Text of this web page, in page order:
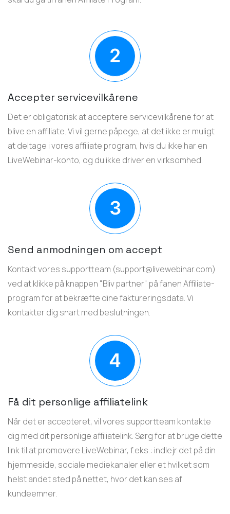
Accepter servicevilkårene
Det er obligatorisk at acceptere servicevilkårene for at
blive en affiliate. Vi vil gerne påpege, at det ikke er muligt
at deltage i vores affiliate program, hvis du ikke har en
LiveWebinar-konto, og du ikke driver en virksomhed.
Send anmodningen om accept
Kontakt vores supportteam (support@livewebinar.com)
ved at klikke på knappen "Bliv partner" på fanen Affiliate-
program for at bekræfte dine faktureringsdata. Vi
kontakter dig snart med beslutningen.
Få dit personlige affiliatelink
Når det er accepteret, vil vores supportteam kontakte
dig med dit personlige affiliatelink. Sørg for at bruge dette
link til at promovere LiveWebinar, f.eks.: indlejr det på din
hjemmeside, sociale mediekanaler eller et hvilket som
helst andet sted på nettet, hvor det kan ses af
kundeemner.